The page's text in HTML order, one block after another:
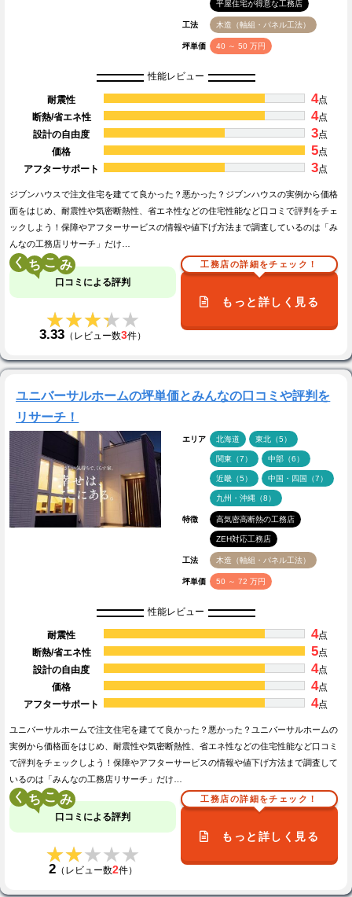
平屋住宅が得意な工務店
工法 木造（軸組・パネル工法）
坪単価 40 ～ 50 万円
性能レビュー
耐震性 4点
断熱/省エネ性
4点
設計の自由度
3点
価格
5点
アフターサポート
3点
ジブンハウスで注文住宅を建てて良かった？悪かった？ジブンハウスの実例から価格
面をはじめ、耐震性や気密断熱性、省エネ性などの住宅性能など口コミで評判をチェ
ックしよう！保障やアフターサービスの情報や値下げ方法まで調査しているのは「み
んなの工務店リサーチ」だけ…
く こ
口コミによる評判
★★★★★
★★★★★
3.33 （レビュー数3件）
工務店の詳細をチェック！
もっと詳しく見る
ユニバーサルホームの坪単価とみんなの口コミや評判を
リサーチ！
エリア 北海道 東北（5）
関東（7） 中部（6）
近畿（5） 中国・四国（7）
九州・沖縄（8）
特徴 高気密高断熱の工務店
ZEH対応工務店
工法 木造（軸組・パネル工法）
坪単価 50 ～ 72 万円
性能レビュー
耐震性 4点
断熱/省エネ性
5点
設計の自由度
4点
価格
4点
アフターサポート
4点
ユニバーサルホームで注文住宅を建てて良かった？悪かった？ユニバーサルホームの
実例から価格面をはじめ、耐震性や気密断熱性、省エネ性などの住宅性能など口コミ
で評判をチェックしよう！保障やアフターサービスの情報や値下げ方法まで調査して
いるのは「みんなの工務店リサーチ」だけ…
く こ
口コミによる評判
★★★★★
★★★★★
2（レビュー数2件）
工務店の詳細をチェック！
もっと詳しく見る